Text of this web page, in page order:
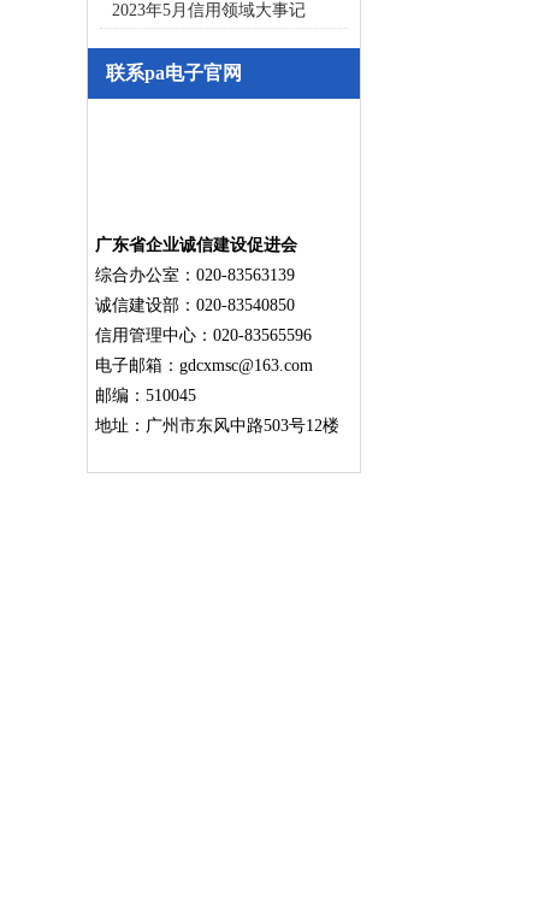
2023年5月信用领域大事记
联系pa电子官网
广东省企业诚信建设促进会
综合办公室：020-83563139
诚信建设部：020-83540850
信用管理中心：020-83565596
电子邮箱： gdcxmsc@163.com
邮编：510045
地址：广州市东风中路503号12楼